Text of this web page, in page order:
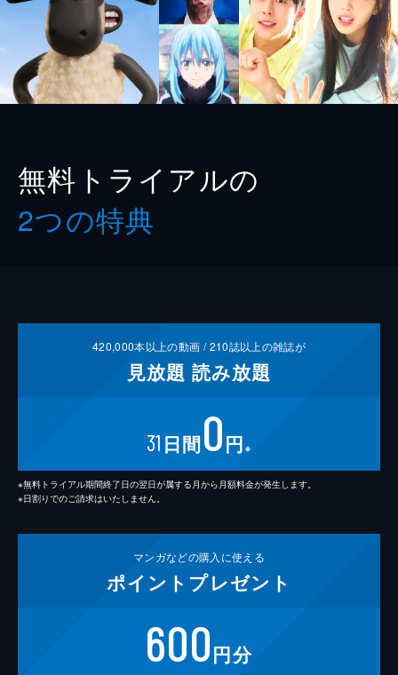
無料トライアルの
2つの特典
420,000本以上の動画 /210誌以上の雑誌が
見放題 読み放題
31 日間0円 ※
※無料トライアル期間終了日の翌日が属する月から月額料金が発生します。
※日割りでのご請求はいたしません。
マンガなどの購入に使える
ポイント プレゼント
600円分